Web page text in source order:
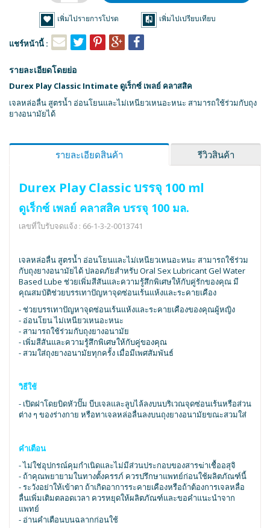
เพิ่มไปรายการโปรด เพิ่มไปเปรียบเทียบ
แชร์หน้านี้ :
รายละเอียดโดยย่อ
Durex Play Classic Intimate ดูเร็กซ์ เพลย์ คลาสสิค
เจลหล่อลื่น สูตรน้ำ อ่อนโยนและไม่เหนียวเหนอะหนะ สามารถใช้ร่วมกับถุง
ยางอนามัยได้
รายละเอียดสินค้า รีวิวสินค้า
Durex Play Classic บรรจุ 100 ml
ดูเร็กซ์ เพลย์ คลาสสิค บรรจุ 100 มล.
เลขที่ใบรับจดแจ้ง : 66-1-3-2-0013741
เจลหล่อลื่น สูตรน้ำ อ่อนโยนและไม่เหนียวเหนอะหนะ สามารถใช้ร่วม
กับถุงยางอนามัยได้ ปลอดภัยสำหรับ Oral Sex Lubricant Gel Water
Based Lube ช่วยเพิ่มสีสันและความรู้สึกพิเศษให้กับคู่รักของคุณ มี
คุณสมบัติช่วยบรรเทาปัญหาจุดซ่อนเร้นแห้งและระคายเคือง
- ช่วยบรรเทาปัญหาจุดซ่อนเร้นแห้งและระคายเคืองของคุณผู้หญิง
- อ่อนโยน ไม่เหนียวเหนอะหนะ
- สามารถใช้ร่วมกับถุงยางอนามัย
- เพิ่มสีสันและความรู้สึกพิเศษให้กับคู่ของคุณ
- สวมใส่ถุงยางอนามัยทุกครั้ง เมื่อมีเพศสัมพันธ์
วิธีใช้
- เปิดฝาโดยบิดหัวปั๊ม บีบเจลและลูบไล้ลงบนบริเวณจุดซ่อนเร้นหรือส่วน
ต่าง ๆ ของร่างกาย หรือทาเจลหล่อลื่นลงบนถุงยางอนามัยขณะสวมใส่
คำเตือน
- ไม่ใช่อุปกรณ์คุมกำเนิดและไม่มีส่วนประกอบของสารฆ่าเชื้ออสุจิ
- ถ้าคุณพยายามในทางตั้งครรภ์ ควรปรึกษาแพทย์ก่อนใช้ผลิตภัณฑ์นี้
- ระวังอย่าให้เข้าตา ถ้าเกิดอาการระคายเคืองหรือถ้าต้องการเจลหลื่อ
ลื่นเพิ่มเติมตลอดเวลา ควรหยุดให้ผลิตภัณฑ์และขอคำแนะนำจาก
แพทย์
- อ่านคำเตือนบนฉลากก่อนใช้